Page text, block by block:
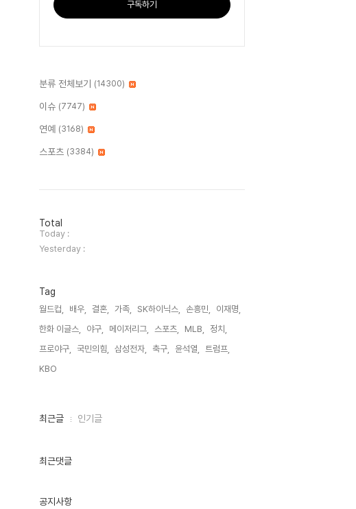
구독하기
분류 전체보기 (14300)
이슈 (7747)
연예 (3168)
스포츠 (3384)
방
문
자
수
Total
Today :
Yesterday :
Tag
월드컵, 배우, 결혼, 가족, SK하이닉스, 손흥민,
이재명,
한화 이글스,
야구, 메이저리그, 스포츠, MLB,
정치,
프로야구,
국민의힘, 삼성전자, 축구, 윤석열,
트럼프,
KBO,
최
인
최근글 인기글
최근댓글
공지사항